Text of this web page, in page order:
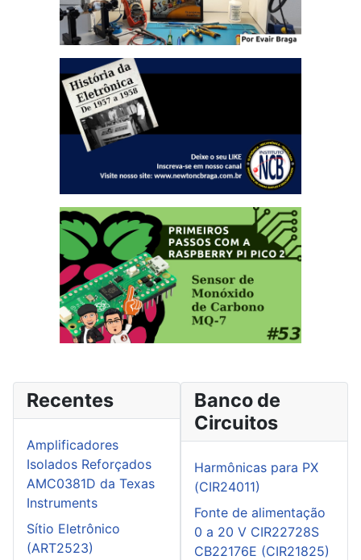
Recentes
Amplificadores
Isolados Reforçados
AMC0381D da Texas
Instruments
Sítio Eletrônico
(ART2523)
Banco de
Circuitos
Harmônicas para PX
(CIR24011)
Fonte de alimentação
0 a 20 V CIR22728S
CB22176E (CIR21825)